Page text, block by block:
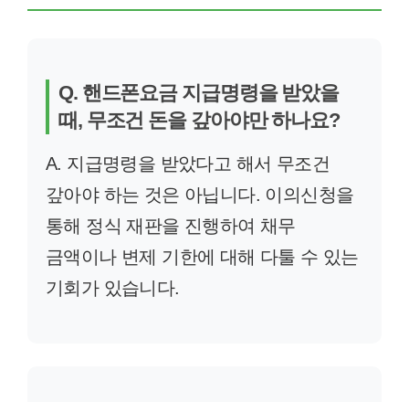
Q. 핸드폰요금 지급명령을 받았을
때, 무조건 돈을 갚아야만 하나요?
A. 지급명령을 받았다고 해서 무조건
갚아야 하는 것은 아닙니다. 이의신청을
통해 정식 재판을 진행하여 채무
금액이나 변제 기한에 대해 다툴 수 있는
기회가 있습니다.